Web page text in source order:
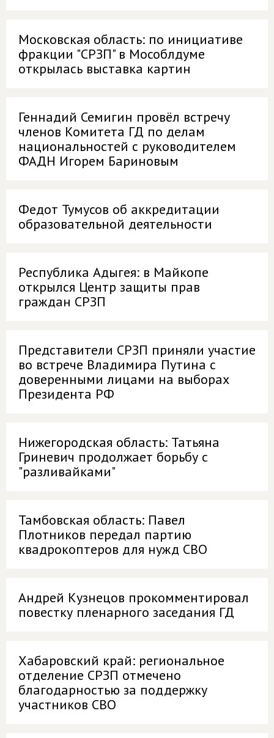
Московская область: по инициативе
фракции "СРЗП" в Мособлдуме
открылась выставка картин
Геннадий Семигин провёл встречу
членов Комитета ГД по делам
национальностей с руководителем
ФАДН Игорем Бариновым
Федот Тумусов об аккредитации
образовательной деятельности
Республика Адыгея: в Майкопе
открылся Центр защиты прав
граждан СРЗП
Представители СРЗП приняли участие
во встрече Владимира Путина с
доверенными лицами на выборах
Президента РФ
Нижегородская область: Татьяна
Гриневич продолжает борьбу с
"разливайками"
Тамбовская область: Павел
Плотников передал партию
квадрокоптеров для нужд СВО
Андрей Кузнецов прокомментировал
повестку пленарного заседания ГД
Хабаровский край: региональное
отделение СРЗП отмечено
благодарностью за поддержку
участников СВО